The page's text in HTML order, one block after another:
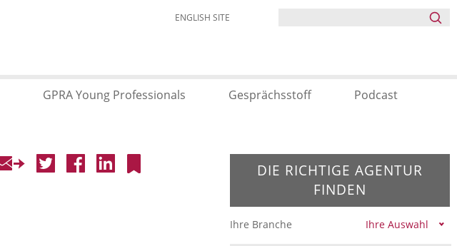
ENGLISH SITE
GPRA Young Professionals Gesprächsstoff
Podcast
DIE RICHTIGE AGENTUR
FINDEN
Ihre Branche Ihre Auswahl